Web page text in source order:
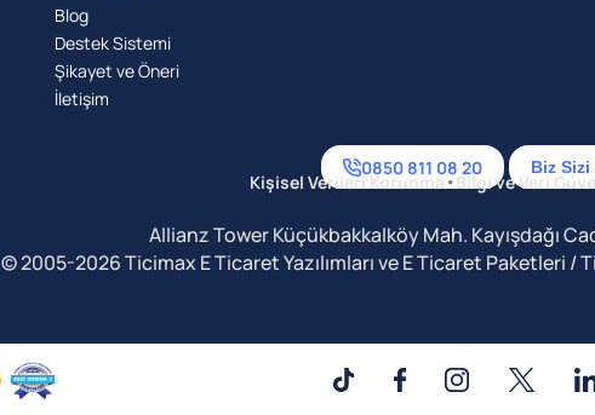
Blog
Destek Sistemi
Şikayet ve Öneri
İletişim
0850 811 08 20 Biz Sizi
Kişisel Verileri Korunma•Bilgi ve Veri
Allianz Tower Küçükbakkalköy Mah. Kayışdağı
© 2005-2026 Ticimax E Ticaret Yazılımları ve E Ticaret Paketleri /